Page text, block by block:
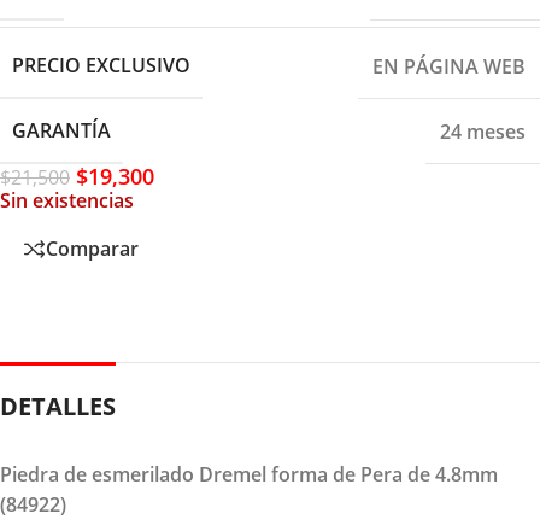
PRECIO EXCLUSIVO EN PÁGINA WEB
GARANTÍA
24 meses
$21,500 $19,300
Sin existencias
Comparar
DETALLES
Piedra de esmerilado Dremel forma de Pera de 4.8mm
(84922)